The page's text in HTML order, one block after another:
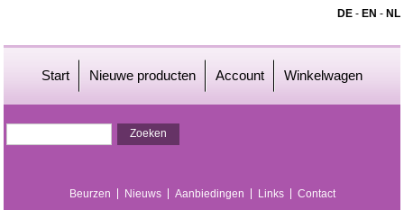
DE- EN - NL
Start Nieuwe producten Account Winkelwagen
Beurzen Nieuws Aanbiedingen Links Contact